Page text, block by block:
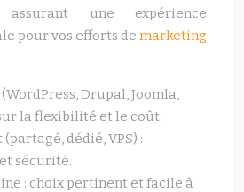
assurant une expérience
pour vos efforts de marketing
Drupal, Joomla,
la flexibilité et le coût.
dédié, VPS) :
sécurité.
: choix pertinent et facile à